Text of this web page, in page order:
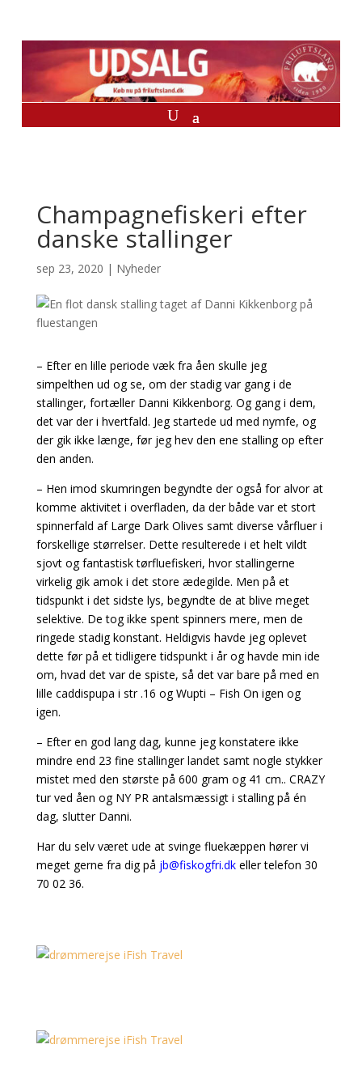
Champagnefiskeri efter
danske stallinger
sep 23, 2020 | Nyheder
– Efter en lille periode væk fra åen skulle jeg
simpelthen ud og se, om der stadig var gang i de
stallinger, fortæller Danni Kikkenborg. Og gang i dem,
det var der i hvertfald. Jeg startede ud med nymfe, og
der gik ikke længe, før jeg hev den ene stalling op efter
den anden.
– Hen imod skumringen begyndte der også for alvor at
komme aktivitet i overfladen, da der både var et stort
spinnerfald af Large Dark Olives samt diverse vårfluer i
forskellige størrelser. Dette resulterede i et helt vildt
sjovt og fantastisk tørfluefiskeri, hvor stallingerne
virkelig gik amok i det store ædegilde. Men på et
tidspunkt i det sidste lys, begyndte de at blive meget
selektive. De tog ikke spent spinners mere, men de
ringede stadig konstant. Heldigvis havde jeg oplevet
dette før på et tidligere tidspunkt i år og havde min ide
om, hvad det var de spiste, så det var bare på med en
lille caddispupa i str .16 og Wupti – Fish On igen og
igen.
– Efter en god lang dag, kunne jeg konstatere ikke
mindre end 23 fine stallinger landet samt nogle stykker
mistet med den største på 600 gram og 41 cm.. CRAZY
tur ved åen og NY PR antalsmæssigt i stalling på én
dag, slutter Danni.
Har du selv været ude at svinge fluekæppen hører vi
meget gerne fra dig på jb@fiskogfri.dkeller telefon 30
70 02 36.